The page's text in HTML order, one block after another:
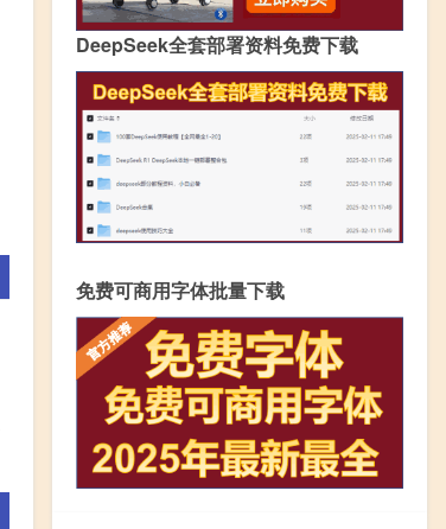
DeepSeek全套部署资料免费下载
免费可商用字体批量下载